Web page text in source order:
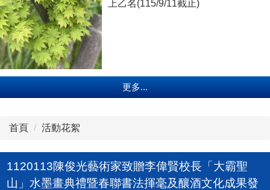
上乙名(115/9/11截止)
更多...
首頁 活動花絮
1120113陳俊光藝術家致贈李偉賢校長「大霸聖
山」水墨畫典禮暨春聯書法揮毫及釀酒文化成果發